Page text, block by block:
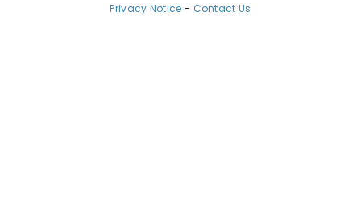
Privacy Notice - Contact Us